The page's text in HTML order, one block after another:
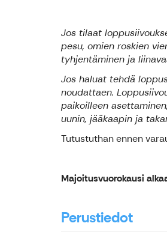
Jos tilaat
pesu, omien roskien
tyhjentäminen ja
Jos haluat tehdä
noudattaen.
paikoilleen
uunin, jääkaapin ja
Tutustuthan ennen
Majoitusvuorokausi
Perustiedot